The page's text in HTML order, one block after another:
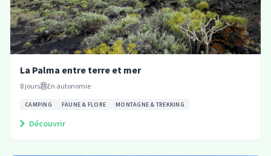
La Palma entre terre et mer
8 jours En autonomie
CAMPING FAUNE & FLORE MONTAGNE & TREKKING
Découvrir